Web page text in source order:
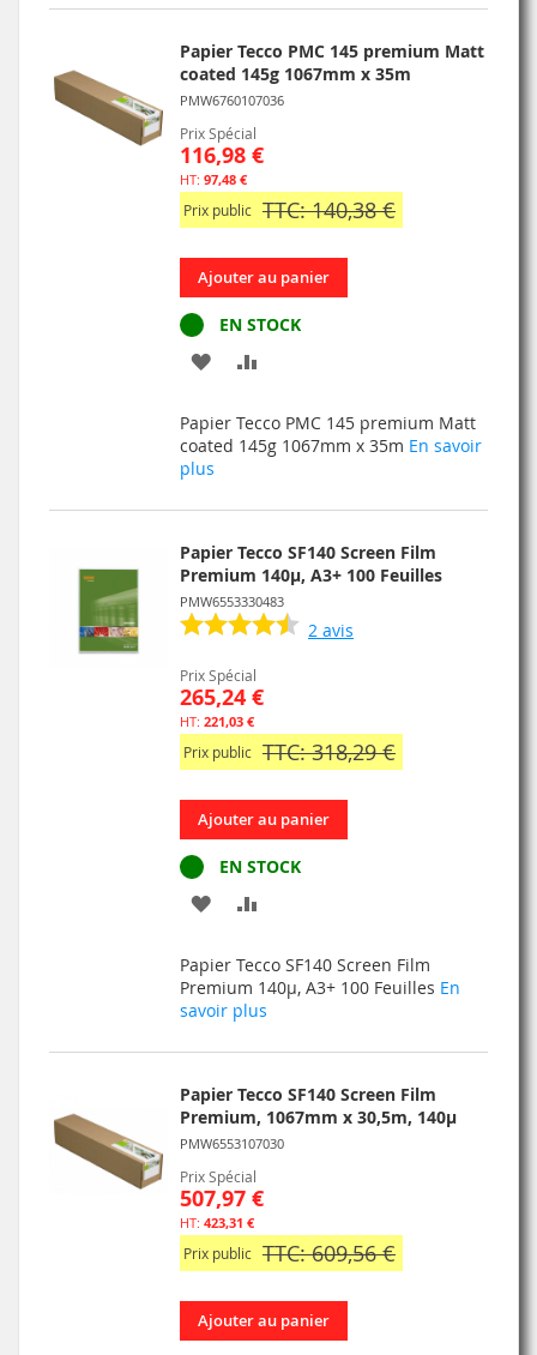
Papier Tecco PMC 145 premium Matt
coated 145g 1067mm x 35m
PMW6760107036
Prix Spécial
116,98 €
97,48 €
Prix public TTC: 140,38 €
Ajouter au panier
EN STOCK
AJOUTER
MA
COMPARATEUR
Papier Tecco PMC 145 premium Matt
coated 145g 1067mm x 35m En savoir
plus
Papier Tecco SF140 Screen Film
Premium 140µ, A3+ 100 Feuilles
PMW6553330483
2 avis
Prix Spécial
265,24 €
221,03 €
Prix public TTC: 318,29 €
Ajouter au panier
EN STOCK
AJOUTER
MA
LISTE
COMPARATEUR
Papier Tecco SF140 Screen Film
Premium 140µ, A3+ 100 Feuilles En
savoir plus
Papier Tecco SF140 Screen Film
Premium, 1067mm x 30,5m, 140µ
PMW6553107030
Prix Spécial
507,97 €
423,31 €
Prix public TTC: 609,56 €
Ajouter au panier